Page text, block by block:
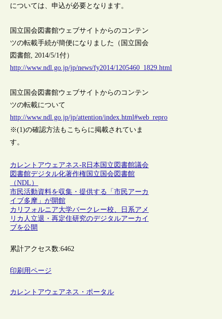
については、申込が必要となります。
国立国会図書館ウェブサイトからのコンテン
ツの転載手続が簡便になりました（国立国会
図書館, 2014/5/1付）
http://www.ndl.go.jp/jp/news/fy2014/1205460_1829.html
国立国会図書館ウェブサイトからのコンテン
ツの転載について
http://www.ndl.go.jp/jp/attention/index.html#web_repro
※(1)の確認方法もこちらに掲載されていま
す。
カレントアウェアネス-R日本 国立図書館議会
図書館デジタル化著作権国立国会図書館
（NDL）
市民活動資料を収集・提供する「市民アーカ
イブ多摩」が開館
カリフォルニア大学バークレー校、日系アメ
リカ人立退・再定住研究のデジタルアーカイ
ブを公開
累計アクセス数:6462
印刷用ページ
カレントアウェアネス・ポータル